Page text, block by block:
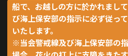
船で、お越しの方に於かれまし
び海上保安部の指示に必ず従っ
いたします。
※当会警戒線及び海上保安部の